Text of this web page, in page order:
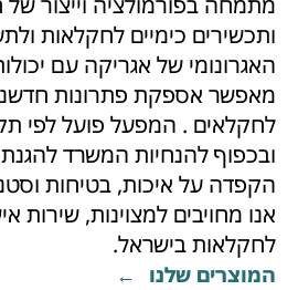
ותכשירים כימיים לחקלאות
האגרונומי של אגריקה עם
מאפשר אספקת פתרונות
ובכפוף להנחיות המשרד
הקפדה על איכות, בטיחות
אנו מחויבים למצוינות, שירות
לחקלאות בישראל.
המוצרים שלנו